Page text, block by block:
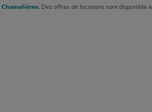
Chamalières. Des offres de locations sont disponible à